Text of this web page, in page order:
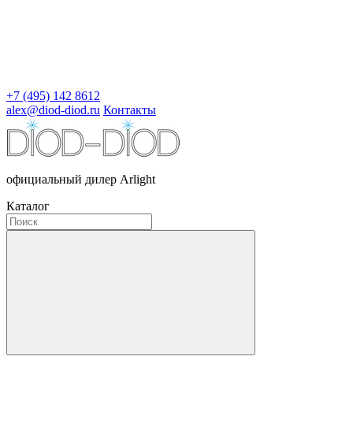
+7 (495) 142 8612
alex@diod-diod.ru Контакты
официальный дилер Arlight
Каталог